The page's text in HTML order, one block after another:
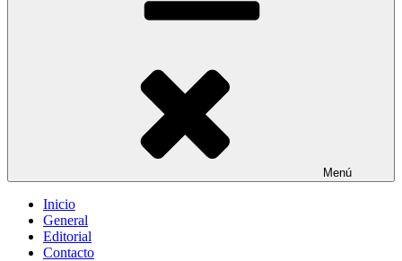
Menú
Inicio
General
Editorial
Contacto